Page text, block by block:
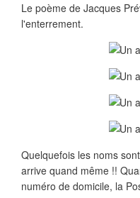
Le poème de Jacques
l'enterrement.
Quelquefois les noms
arrive quand même !!
numéro de domicile, la